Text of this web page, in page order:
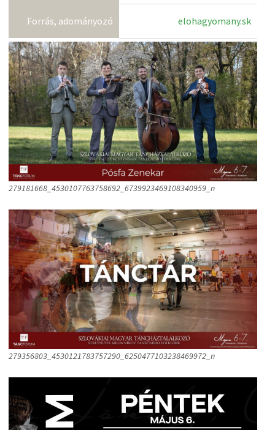
Forrás, adományozó elohagyomany.sk
279181668_4530107763758692_6739923469108340959_n
279356803_4530121783757290_6250477103238469972_n